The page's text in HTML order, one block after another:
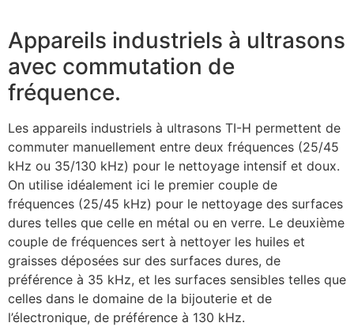
Appareils industriels à ultrasons
avec commutation de
fréquence.
Les appareils industriels à ultrasons TI-H permettent de
commuter manuellement entre deux fréquences (25/45
kHz ou 35/130 kHz) pour le nettoyage intensif et doux.
On utilise idéalement ici le premier couple de
fréquences (25/45 kHz) pour le nettoyage des surfaces
dures telles que celle en métal ou en verre. Le deuxième
couple de fréquences sert à nettoyer les huiles et
graisses déposées sur des surfaces dures, de
préférence à 35 kHz, et les surfaces sensibles telles que
celles dans le domaine de la bijouterie et de
l’électronique, de préférence à 130 kHz.